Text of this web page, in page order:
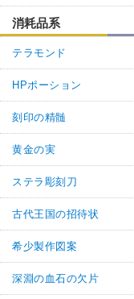
消耗品系
テラモンド
HPポーション
刻印の精髄
黄金の実
ステラ彫刻刀
古代王国の招待状
希少製作図案
深淵の血石の欠片